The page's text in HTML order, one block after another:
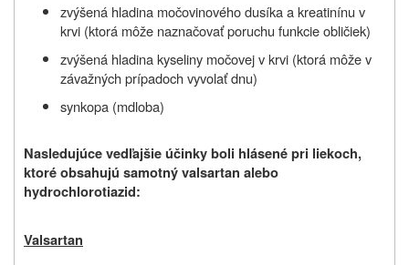
zvýšená hladina močovinového dusíka a kreatinínu v
krvi (ktorá môže naznačovať poruchu funkcie obličiek)
zvýšená hladina kyseliny močovej v krvi (ktorá môže v
závažných prípadoch vyvolať dnu)
synkopa (mdloba)
Nasledujúce vedľajšie účinky boli hlásené pri liekoch,
ktoré obsahujú samotný valsartan alebo
hydrochlorotiazid:
Valsartan